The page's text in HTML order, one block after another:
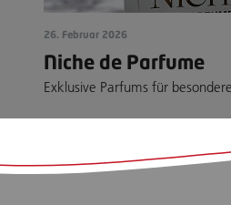
26. Februar 2026
Niche de Parfume
Exklusive Parfums für